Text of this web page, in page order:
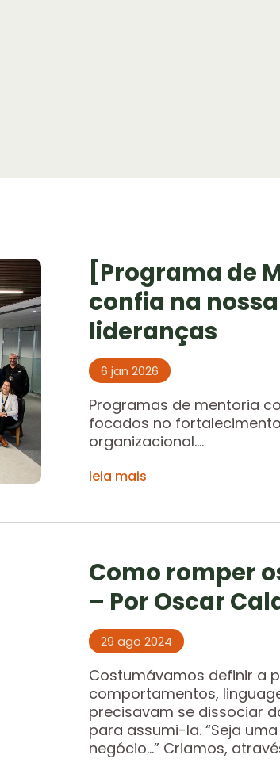
[Programa de
confia na
lideranças
6 jan 2026
Programas de mentoria
focados no
organizacional....
leia mais
Como romper
– Por Oscar
29 ago 2024
Costumávamos definir a
comportamentos,
precisavam se dissociar
para assumi-la. “Seja
negócio…” Criamos,